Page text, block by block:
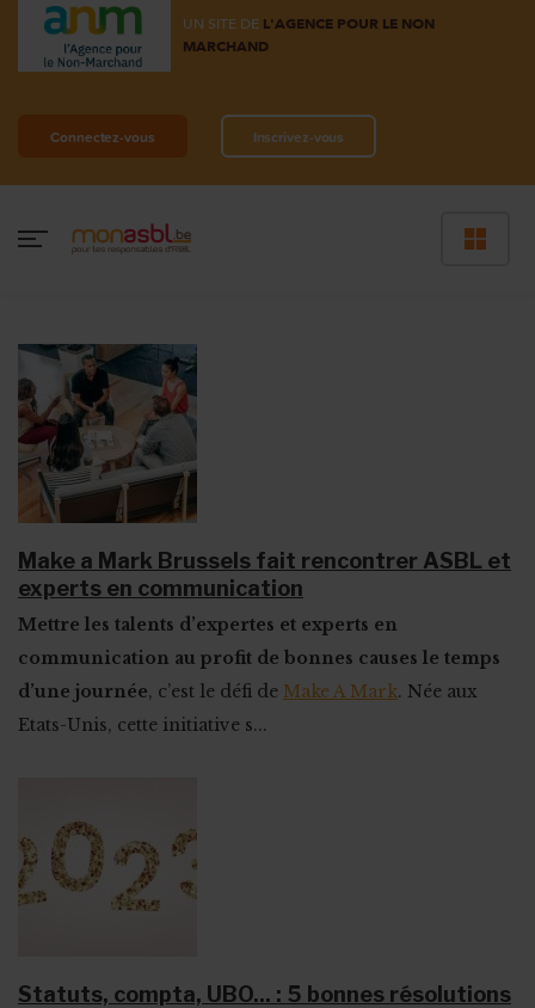
UN SITE DE L'AGENCE POUR LE NON
MARCHAND
Connectez-vous Inscrivez-vous
Make a Mark Brussels fait rencontrer ASBL et
experts en communication
Mettre les talents d’expertes et experts en
communication au profit de bonnes causes le temps
d’une journée, c’est le défi de Make A Mark. Née aux
Etats-Unis, cette initiative s...
Statuts, compta, UBO... : 5 bonnes résolutions